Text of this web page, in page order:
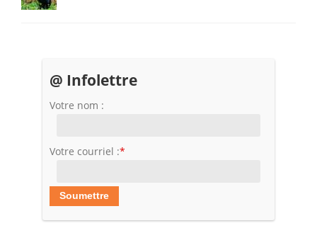
@ Infolettre
Votre nom :
Votre courriel :*